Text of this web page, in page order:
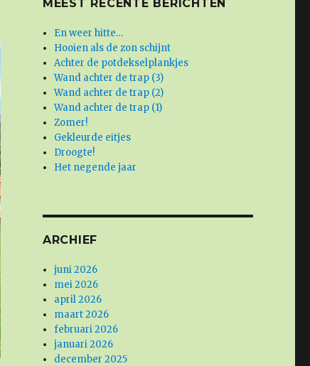
MEEST RECENTE BERICHTEN
En weer hitte…
Hooien als de zon schijnt
Achter de potdekselplankjes
Wand achter de trap (3)
Wand achter de trap (2)
Wand achter de trap (1)
Zomer!
Gekleurde eitjes
Droogte!
Het negende jaar
ARCHIEF
juni 2026
mei 2026
april 2026
maart 2026
februari 2026
januari 2026
december 2025